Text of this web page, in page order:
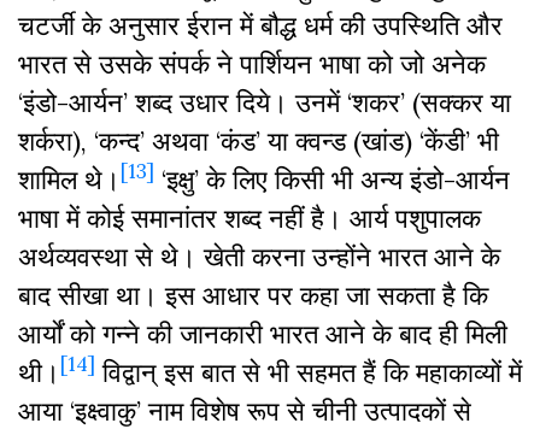
चटर्जी के अनुसार ईरान में बौद्ध धर्म की उपस्थिति और
भारत से उसके संपर्क ने पार्शियन भाषा को जो अनेक
‘इंडो-आर्यन’ शब्द उधार दिये। उनमें ‘शकर’ (सक्कर या
शर्करा), ‘कन्द’ अथवा ‘कंड’ या क्वन्ड (खांड) ‘केंडी’ भी
शामिल थे। [13] ‘इक्षु’ के लिए किसी भी अन्य इंडो-आर्यन
भाषा में कोई समानांतर शब्द नहीं है। आर्य पशुपालक
अर्थव्यवस्था से थे। खेती करना उन्होंने भारत आने के
बाद सीखा था। इस आधार पर कहा जा सकता है कि
आर्यों को गन्ने की जानकारी भारत आने के बाद ही मिली
थी। [14] विद्वान् इस बात से भी सहमत हैं कि महाकाव्यों में
आया ‘इक्ष्वाकु’ नाम विशेष रूप से चीनी उत्पादकों से